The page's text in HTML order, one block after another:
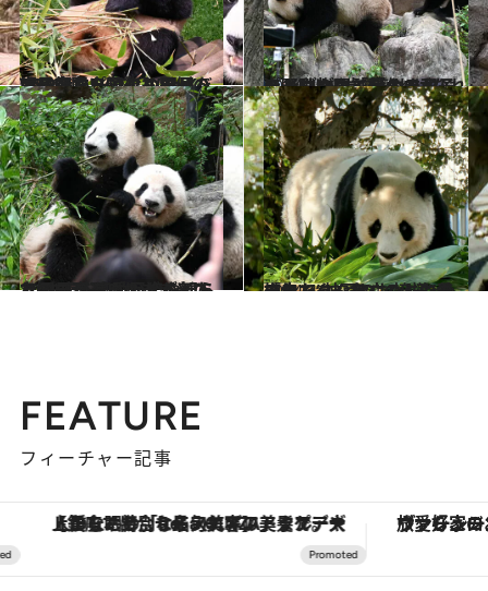
2024.6.5
【最初から読む】Red VelvetにNCT、IVE…K-POPスターはじめ国民を虜にしたパンダのフーバオ。中国出国後も異例の注目度
ライフスタイル 2024.4.13
上野動物園で暮らす双子パンダが2歳で離ればなれに。シャオシャオのトレードマーク「緑のライン」は!?
ライフスタイル
2024.4.13
上野の双子パンダが新たなステップへ 巨大やぐらでの昼寝…これまでとひと 味違う可愛い姿を観られる日が近い？
ライフスタイル 2024.4.6
「赤ちゃんを亡くした後のタンタンはニンジンを抱いて…」多くの人に愛された“神戸のお嬢様”の一生
ライフスタイル
FEATURE
フィーチャー記事
ヴァシュロン・コンスタンタン「オーヴァーシーズ・オートマティック」。旅愛好家のお気に入りコレクションから、ジェンダーレスな新作が登場 【夏限定ディナーコース】旬